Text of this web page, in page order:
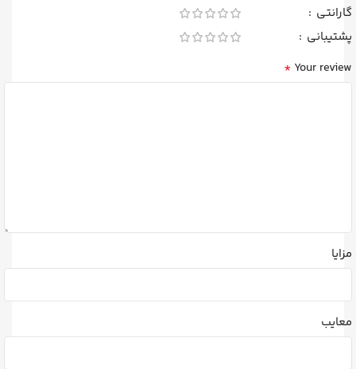
گارانتی
پشتیبانی
Your review
*
مزایا
معایب